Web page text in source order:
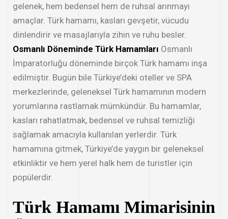
gelenek, hem bedensel hem de ruhsal arınmayı
amaçlar. Türk hamamı, kasları gevşetir, vücudu
dinlendirir ve masajlarıyla zihin ve ruhu besler.
Osmanlı Döneminde Türk Hamamları Osmanlı
İmparatorluğu döneminde birçok Türk hamamı inşa
edilmiştir. Bugün bile Türkiye’deki oteller ve SPA
merkezlerinde, geleneksel Türk hamamının modern
yorumlarına rastlamak mümkündür. Bu hamamlar,
kasları rahatlatmak, bedensel ve ruhsal temizliği
sağlamak amacıyla kullanılan yerlerdir. Türk
hamamına gitmek, Türkiye’de yaygın bir geleneksel
etkinliktir ve hem yerel halk hem de turistler için
popülerdir.
Türk Hamamı Mimarisinin